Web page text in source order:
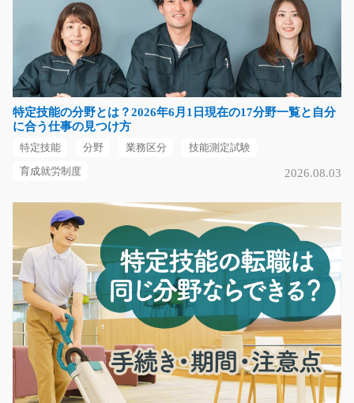
未経験の方も歓迎なグループホーム介護職/y01_00
グループホームでの生活サポート業務をお願いします。
未経験の方も大歓迎…
長期（3ヶ月以上）
時給1077円～1347円
愛知県日進市
作業補助やバンド巻きなど/y02_01585
繰り返しの単純作業です！ 布製品を袋から取り出して検
品 ↓ 機械にセ…
長期（3ヶ月以上）
時給1250円
群馬県前橋市
気になる
特定技能の分野とは？2026年6月1日現在の17分野一覧と自分
に合う仕事の見つけ方
特定技能 分野 業務区分 技能測定試験
育成就労制度 2026.08.03